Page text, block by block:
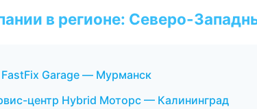
в регионе: Северо-
Garage — Мурманск
центр Hybrid Моторс — Калининград